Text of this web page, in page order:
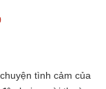
tình cảm của